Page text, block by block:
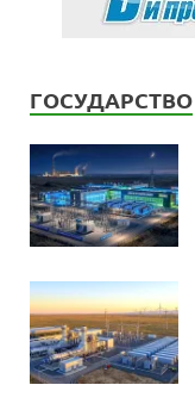
ГОСУДАРСТВО